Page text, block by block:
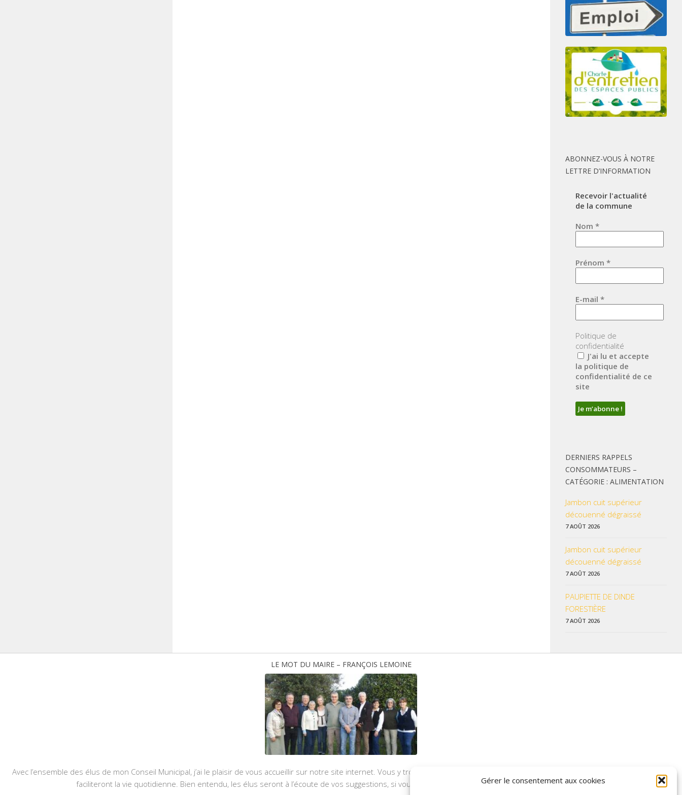
Gérer le consentement aux cookies
ABONNEZ-VOUS À NOTRE
LETTRE D’INFORMATION
Recevoir l'actualité
de la commune
Nom *
Prénom *
E-mail *
Politique de
confidentialité
J'ai lu et accepte
la politique de
confidentialité de ce
site
DERNIERS RAPPELS
CONSOMMATEURS –
CATÉGORIE : ALIMENTATION
Jambon cuit supérieur
découenné dégraissé
7 AOÛT 2026
Jambon cuit supérieur
découenné dégraissé
7 AOÛT 2026
PAUPIETTE DE DINDE
FORESTIÈRE
7 AOÛT 2026
LE MOT DU MAIRE – FRANÇOIS LEMOINE
Avec l’ensemble des élus de mon Conseil Municipal, j’ai le plaisir de vous accueillir sur notre site internet. Vous y trouverez les données pratiques, les liens utiles et les informations qui vous
faciliteront la vie quotidienne. Bien entendu, les élus seront à l’écoute de vos suggestions, si vous souhaitez enrichir nos rubriques ou nos informations.